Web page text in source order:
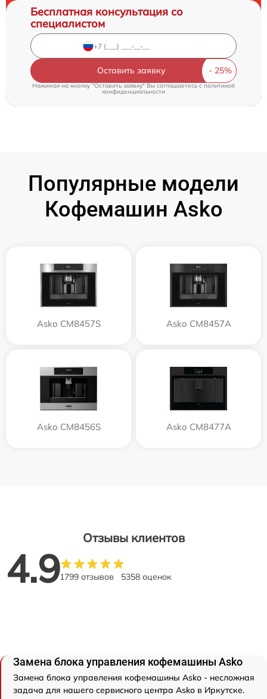
Бесплатная консультация со
специалистом
Оставить заявку
Нажимая на кнопку "Оставить заявку" Вы соглашаетесь c политикой
конфиденциальности
Популярные модели
Кофемашин Asko
Asko CM8457S Asko CM8457A
Asko CM8456S Asko CM8477A
Отзывы клиентов
4.91799 отзывов 5358 оценок
Замена блока управления кофемашины Asko
Замена блока управления кофемашины Asko - несложная
задача для нашего сервисного центра Asko в Иркутске.